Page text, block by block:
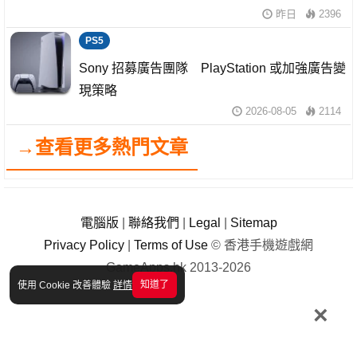
使用 Cookie 改善體驗 詳情 知道了
×
昨日 2396
PS5
Sony 招募廣告團隊 PlayStation 或加強廣告變
現策略
2026-08-05 2114
→查看更多熱門文章
電腦版 聯絡我們 Legal
Sitemap
Privacy Policy
Terms of Use © 香港手機遊戲網
GameApps.hk 2013-2026